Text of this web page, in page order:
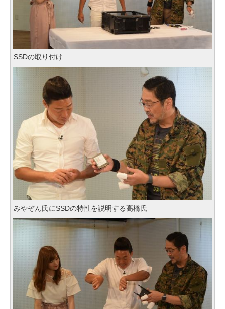
SSDの取り付け
みやぞん氏にSSDの特性を説明する高橋氏